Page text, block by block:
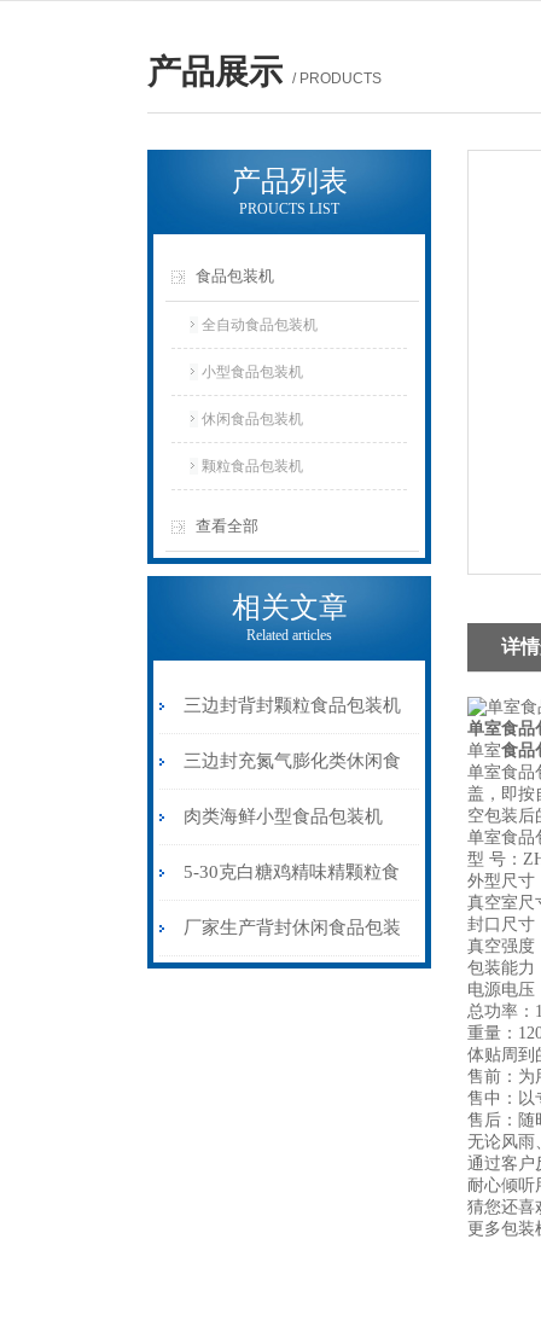
产品展示 / PRODUCTS
产品列表
PROUCTS LIST
食品包装机
全自动食品包装机
小型食品包装机
休闲食品包装机
颗粒食品包装机
查看全部
相关文章
Related articles
三边封背封颗粒食品包装机
厂家供应
三边封充氮气膨化类休闲食
品包装机品牌
肉类海鲜小型食品包装机
500型厂家报价
5-30克白糖鸡精味精颗粒食
品包装机
厂家生产背封休闲食品包装
详
单室食品
单室食品
单室食品
盖，即按
空包装后
单室食品
型 号：
外型尺寸
真空室尺
封口尺寸
真空强度
包装能力
电源电压
总功率：
重量：
体贴周到
售前：为
售中：以
售后：随
无论风雨
通过客户
耐心倾听
猜您还喜
更多包装